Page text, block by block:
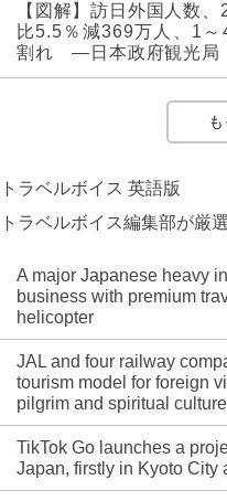
【図解】訪日外国人数
比5.5％減369万人、1
割れ ―日本政府観光局
トラベルボイス 英語版
トラベルボイス編集部が厳
A major Japanese heavy
business with premium
helicopter
JAL and four railway
tourism model for foreign
pilgrim and spiritual
TikTok Go launches a
Japan, firstly in Kyoto City